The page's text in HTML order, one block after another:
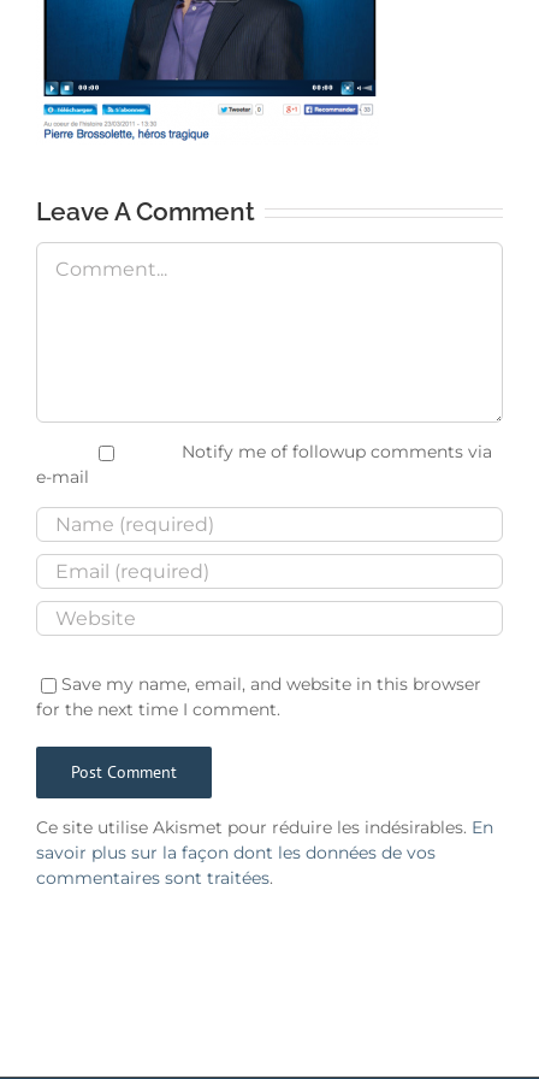
Leave A Comment
Comment
Notify me of followup comments via
e-mail
Save my name, email, and website in this browser
for the next time I comment.
Ce site utilise Akismet pour réduire les indésirables. En
savoir plus sur la façon dont les données de vos
commentaires sont traitées.